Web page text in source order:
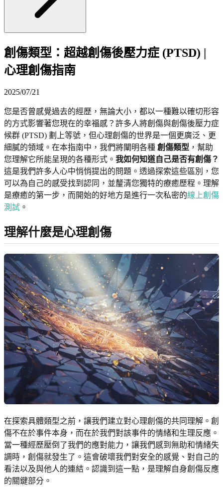
創傷類型：超越創傷後壓力症 (PTSD) |
心理創傷指南
2025/07/21
您是否曾感覺過去的經歷，無論大小，都以一種難以確切形容
的方式影響著您現在的幸福感？許多人將創傷與創傷後壓力症
候群 (PTSD) 劃上等號，但心理創傷的世界是一個更廣泛、更
細膩的領域。在本指南中，我們將闡明各種 創傷類型 ，幫助
您理解它所能呈現的各種形式。 我如何知道自己是否有創傷？
這是我們許多人心中悄悄提出的問題。透過探索這些區別，您
可以為自己的感受找到認同，並釐清您獨特的療癒歷程。理解
是療癒的第一步，而開始的好地方是進行一次私密的線上創傷
測試 。
理解什麼是心理創傷
在探索具體類型之前，讓我們建立對心理創傷的共同理解。創
傷不在於事件本身，而在於我們對該事件的情緒和生理反應。
當一種經歷壓倒了我們的應對能力，讓我們感到無助和情緒失
調時，創傷就發生了。這會破壞我們對安全的感覺、對自己的
看法以及與他人的連結。認識到這一點，是理解自身創傷反應
的關鍵部分。